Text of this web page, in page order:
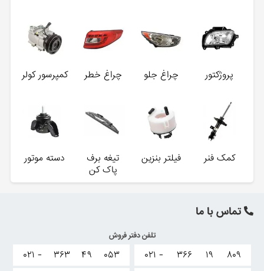
پروژکتور چراغ جلو چراغ خطر کمپرسور کولر
کمک فنر فیلتر بنزین
تیغه برف
پاک کن
دسته موتور
تماس با ما
تلفن دفتر فروش
۰۲۱ - ۳۶۶ ۱۹
۸۰۹
۰۲۱ - ۳۶۳ ۴۹
۰۵۳